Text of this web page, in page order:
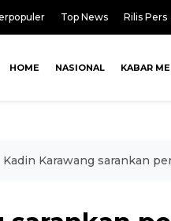
Top News Rilis Pers
HOME NASIONAL KABAR
Kadin Karawang sarankan